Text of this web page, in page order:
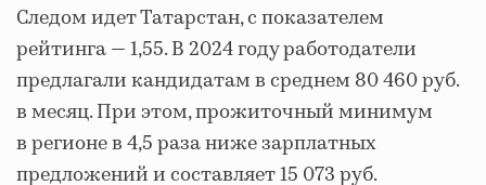
Следом идет Татарстан, с показателем
рейтинга — 1,55. В 2024 году работодатели
предлагали кандидатам в среднем 80 460 руб.
в месяц. При этом, прожиточный минимум
в регионе в 4,5 раза ниже зарплатных
предложений и составляет 15 073 руб.